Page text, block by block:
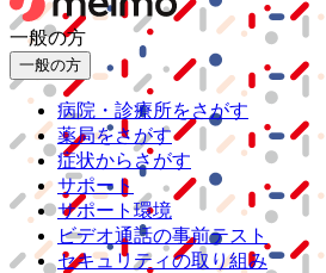
一般の方
一般の方
病院・診療所をさがす
薬局をさがす
症状からさがす
サポート
サポート環境
ビデオ通話の事前テスト
セキュリティの取り組み